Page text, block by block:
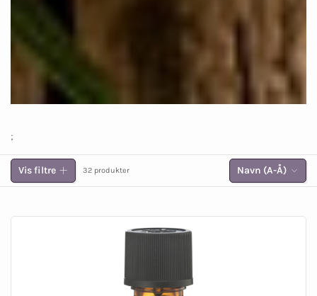
;
Vis filtre 32 produkter Navn (A-Å)